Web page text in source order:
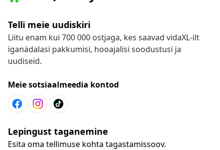
Telli meie uudiskiri
Liitu enam kui 700 000 ostjaga, kes saavad vidaXL-ilt
iganädalasi pakkumisi, hooajalisi soodustusi ja
uudiseid.
Meie sotsiaalmeedia kontod
Lepingust taganemine
Esita oma tellimuse kohta tagastamissoov.